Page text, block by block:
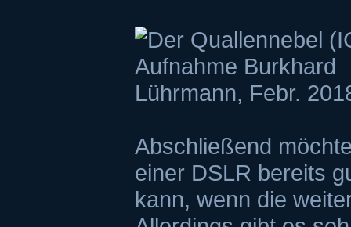
Abschließend
einer DSLR bereits
kann, wenn die